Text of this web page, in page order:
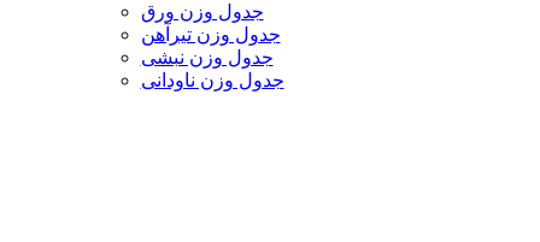
جدول وزن ورق
جدول وزن تیرآهن
جدول وزن نبشی
جدول وزن ناودانی